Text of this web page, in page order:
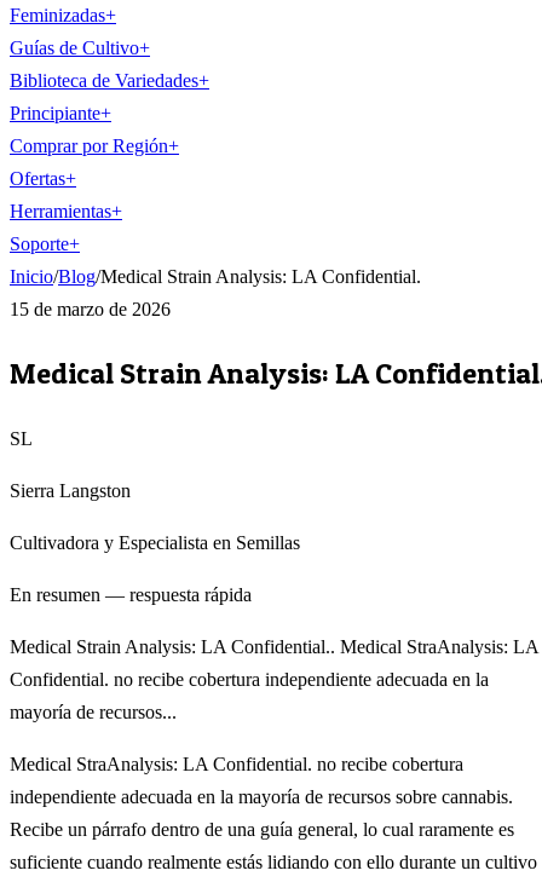
Feminizadas+
Guías de Cultivo+
Biblioteca de Variedades+
Principiante+
Comprar por Región+
Ofertas+
Herramientas+
Soporte+
Inicio/Blog/Medical Strain Analysis: LA Confidential.
15 de marzo de 2026
Medical Strain Analysis: LA
SL
Sierra Langston
Cultivadora y Especialista en Semillas
En resumen — respuesta rápida
Medical Strain Analysis: LA Confidential.. Medical StraAnalysis: LA
Confidential. no recibe cobertura independiente adecuada en la
mayoría de recursos...
Medical StraAnalysis: LA Confidential. no recibe cobertura
independiente adecuada en la mayoría de recursos sobre cannabis.
Recibe un párrafo dentro de una guía general, lo cual raramente es
suficiente cuando realmente estás lidiando con ello durante un cultivo